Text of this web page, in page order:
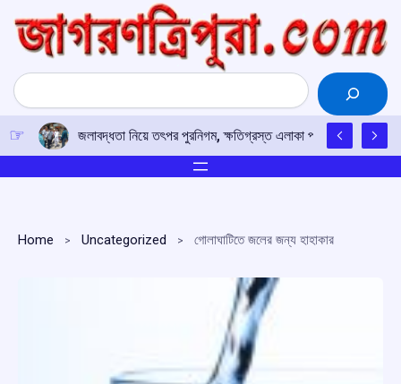
content
Search
জলাবদ্ধতা নিয়ে তৎপর পুরনিগম, ক্ষতিগ্রস্ত এলাকা পরিদর্শনে মেয়র
Home Uncategorized গোলাঘাটিতে জলের জন্য হাহাকার